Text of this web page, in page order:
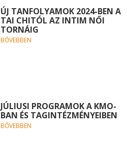
ÚJ TANFOLYAMOK 2024-BEN A
TAI CHITÓL AZ INTIM NŐI
TORNÁIG
BŐVEBBEN
JÚLIUSI PROGRAMOK A KMO-
BAN ÉS TAGINTÉZMÉNYEIBEN
BŐVEBBEN